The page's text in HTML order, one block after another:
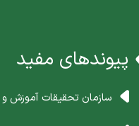
پیوندهای مفید
سازمان تحقیقات آموزش و